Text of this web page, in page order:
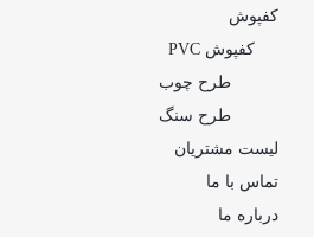
کفپوش
کفپوش PVC
طرح چوب
طرح سنگ
لیست مشتریان
تماس با ما
درباره ما